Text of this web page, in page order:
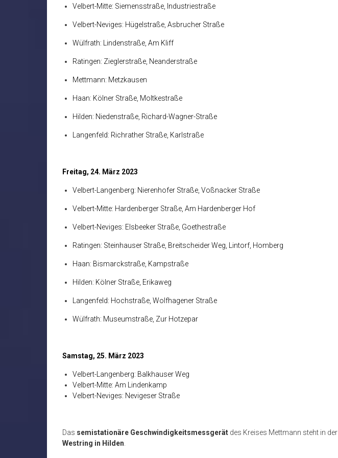
Velbert-Mitte: Siemensstraße, Industriestraße
Velbert-Neviges: Hügelstraße, Asbrucher Straße
Wülfrath: Lindenstraße, Am Kliff
Ratingen: Zieglerstraße, Neanderstraße
Mettmann: Metzkausen
Haan: Kölner Straße, Moltkestraße
Hilden: Niedenstraße, Richard-Wagner-Straße
Langenfeld: Richrather Straße, Karlstraße
Freitag, 24. März 2023
Velbert-Langenberg: Nierenhofer Straße, Voßnacker Straße
Velbert-Mitte: Hardenberger Straße, Am Hardenberger Hof
Velbert-Neviges: Elsbeeker Straße, Goethestraße
Ratingen: Steinhauser Straße, Breitscheider Weg, Lintorf, Homberg
Haan: Bismarckstraße, Kampstraße
Hilden: Kölner Straße, Erikaweg
Langenfeld: Hochstraße, Wolfhagener Straße
Wülfrath: Museumstraße, Zur Hotzepar
Samstag, 25. März 2023
Velbert-Langenberg: Balkhauser Weg
Velbert-Mitte: Am Lindenkamp
Velbert-Neviges: Nevigeser Straße
Das semistationäre Geschwindigkeitsmessgerät des Kreises Mettmann steht in der
Westring in Hilden.